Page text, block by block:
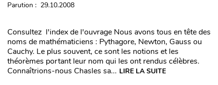
Parution : 29.10.2008
Consultez l'index de l'ouvrage Nous avons tous en tête des
noms de mathématiciens : Pythagore, Newton, Gauss ou
Cauchy. Le plus souvent, ce sont les notions et les
théorèmes portant leur nom qui les ont rendus célèbres.
Connaîtrions-nous Chasles sa... LIRE LA SUITE